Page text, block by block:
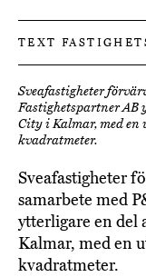
TEXT
Sveafastigheter
Fastighetspartner AB
City i Kalmar, med
kvadratmeter.
Sveafastigheter
samarbete med
ytterligare en del
Kalmar, med en
kvadratmeter.